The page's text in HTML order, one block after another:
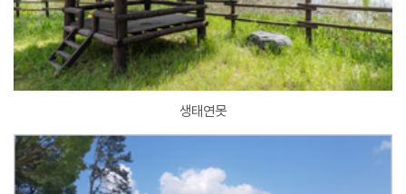
생태연못